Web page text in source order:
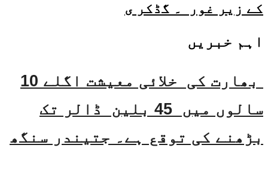
کے زیر غور ۔ گڈکر ی
اہم خبریں
بھارت کی خلائی معیشت اگلے 10
سالوں میں 45 بلین ڈالر تک
بڑھنے کی توقع ہے۔ جتیندر سنگھ